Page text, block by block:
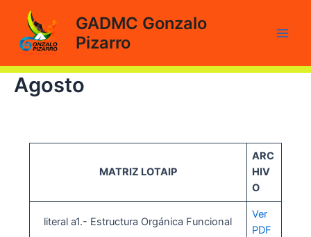
contenido
GADMC Gonzalo
Pizarro
Agosto
MATRIZ LOTAIP
ARC
HIV
O
literal a1.- Estructura Orgánica Funcional
Ver
PDF